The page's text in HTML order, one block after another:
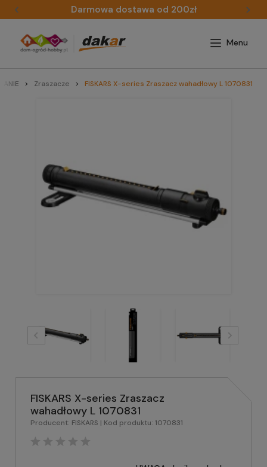
Darmowa dostawa od 200zł
Zraszacze FISKARS X-series Zraszacz wahadłowy L 1070831
FISKARS X-series Zraszacz
wahadłowy L 1070831
Producent: FISKARS | Kod produktu: 1070831